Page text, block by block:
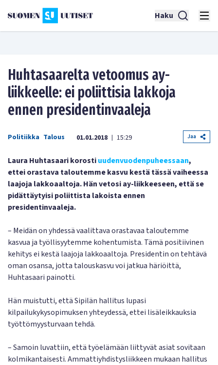
Haku
Huhtasaarelta vetoomus ay-
liikkeelle: ei poliittisia lakkoja
ennen presidentinvaaleja
Politiikka Talous 01.01.2018 | 15:29 Jaa
Laura Huhtasaari korostiuudenvuodenpuheessaan,
ettei orastava taloutemme kasvu kestä tässä vaiheessa
laajoja lakkoaaltoja. Hän vetosi ay-liikkeeseen, että se
pidättäytyisi poliittista lakoista ennen
presidentinvaaleja.
– Meidän on yhdessä vaalittava orastavaa taloutemme
kasvua ja työllisyytemme kohentumista. Tämä positiivinen
kehitys ei kestä laajoja lakkoaaltoja. Presidentin on tehtävä
oman osansa, jotta talouskasvu voi jatkua häriöittä,
Huhtasaari painotti.
Hän muistutti, että Sipilän hallitus lupasi
kilpailukykysopimuksen yhteydessä, ettei lisäleikkauksia
työttömyysturvaan tehdä.
– Samoin luvattiin, että työelämään liittyvät asiat sovitaan
kolmikantaisesti. Ammattiyhdistysliikkeen mukaan hallitus